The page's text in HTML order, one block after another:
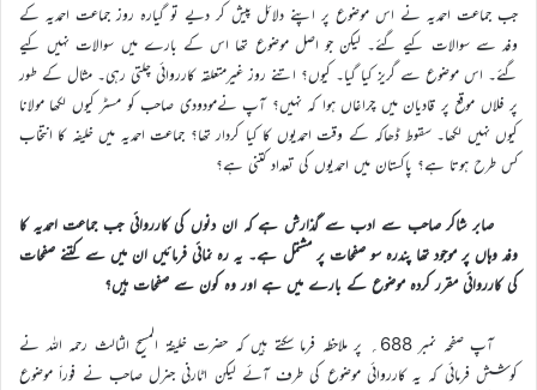
جب جماعت احمدیہ نے اس موضوع پر اپنے دلائل پیش کر دیے تو گیارہ روز جماعت احمدیہ کے
وفد سے سوالات کیے گئے۔ لیکن جو اصل موضوع تھا اس کے بارے میں سوالات نہیں کیے
گئے۔ اس موضوع سے گریز کیا گیا۔ کیوں؟ اتنے روز غیرمتعلقہ کارروائی چلتی رہی۔ مثال کے طور
پر فلاں موقع پر قادیان میں چراغاں ہوا کہ نہیں؟ آپ نےمودودی صاحب کو مسٹر کیوں لکھا مولانا
کیوں نہیں لکھا۔ سقوط ڈھاکہ کے وقت احمدیوں کا کیا کردار تھا؟ جماعت احمدیہ میں خلیفہ کا انتخاب
کس طرح ہوتا ہے؟ پاکستان میں احمدیوں کی تعداد کتنی ہے؟
صابر شاکر صاحب سے ادب سے گذارش ہے کہ ان دنوں کی کارروائی جب جماعت احمدیہ کا
وفد وہاں پر موجود تھا پندرہ سو صفحات پر مشتمل ہے۔ یہ رہ نمائی فرمائیں ان میں سے کتنے صفحات
کی کارروائی مقرر کردہ موضوع کے بارے میں ہے اور وہ کون سے صفحات ہیں؟
آپ صفحہ نمبر 688؍ پر ملاحظہ فرما سکتے ہیں کہ حضرت خلیفۃ المسیح الثالث رحمہ اللہ نے
کوشش فرمائی کہ یہ کارروائی موضوع کی طرف آئے لیکن اٹارنی جنرل صاحب نے فوراََ موضوع